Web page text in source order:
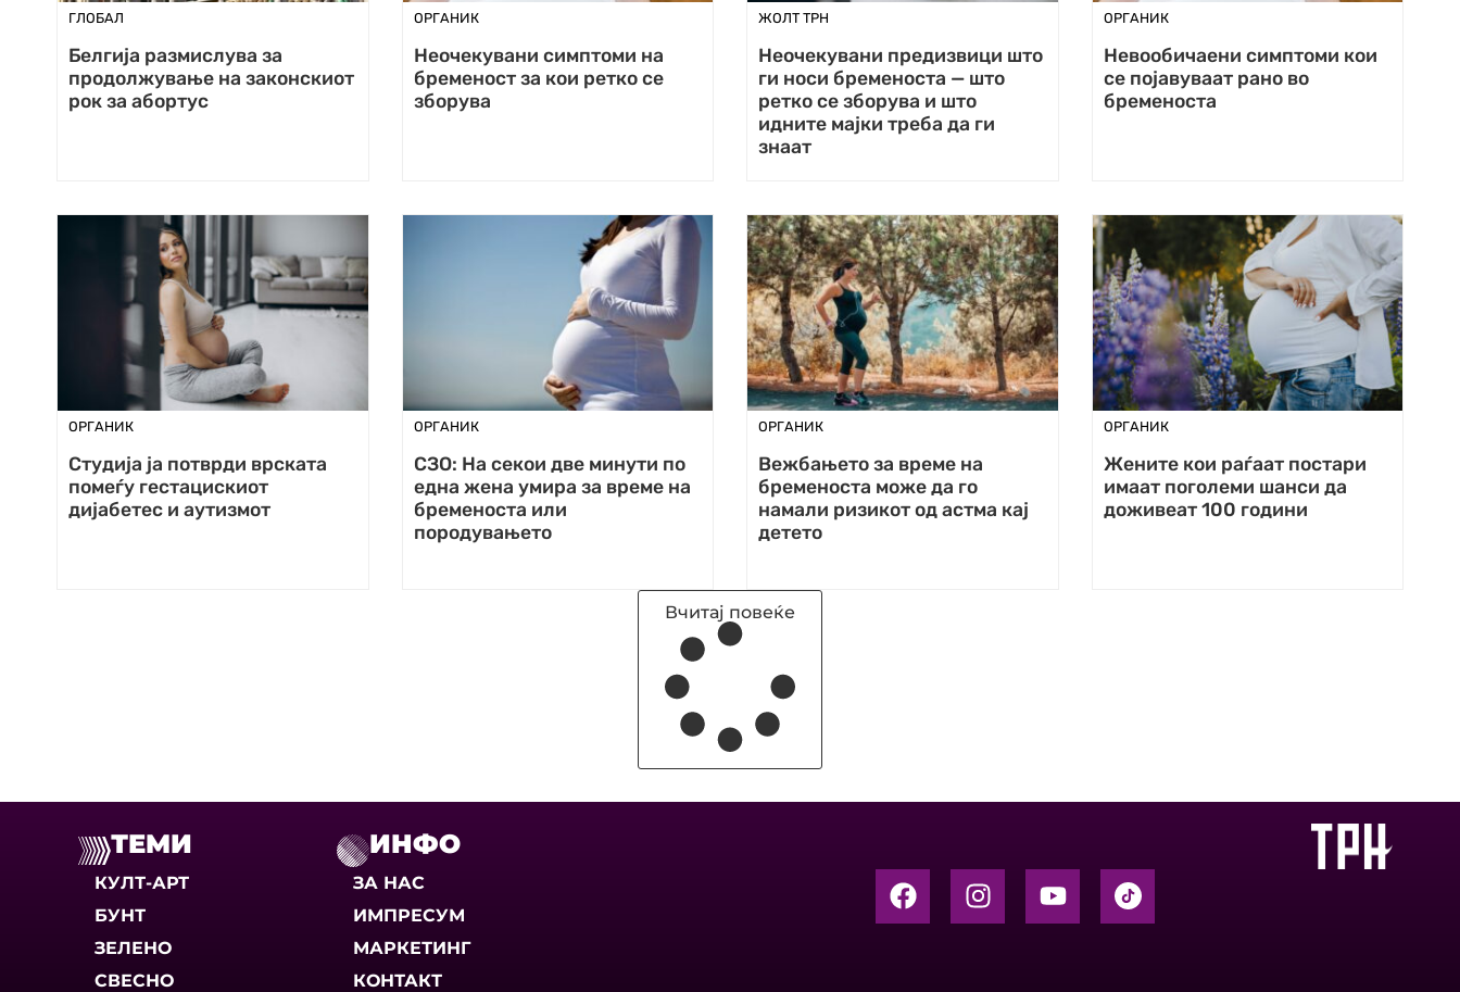
ГЛОБАЛ
Белгија размислува за
продолжување на законскиот
рок за абортус
ОРГАНИК
Неочекувани симптоми на
бременост за кои ретко се
зборува
ЖОЛТ ТРН
Неочекувани предизвици што
ги носи бременоста — што
ретко се зборува и што
идните мајки треба да ги
знаат
ОРГАНИК
Невообичаени симптоми кои
се појавуваат рано во
бременоста
ОРГАНИК
Студија ја потврди врската
помеѓу гестацискиот
дијабетес и аутизмот
ОРГАНИК
СЗО: На секои две минути по
една жена умира за време на
бременоста или
породувањето
ОРГАНИК
Вежбањето за време на
бременоста може да го
намали ризикот од астма кај
детето
ОРГАНИК
Жените кои раѓаат постари
имаат поголеми шанси да
доживеат 100 години
Вчитај повеќе
ТЕМИ
КУЛТ-АРТ
БУНТ
ЗЕЛЕНО
СВЕСНО
ИНФО
ЗА НАС
ИМПРЕСУМ
МАРКЕТИНГ
КОНТАКТ